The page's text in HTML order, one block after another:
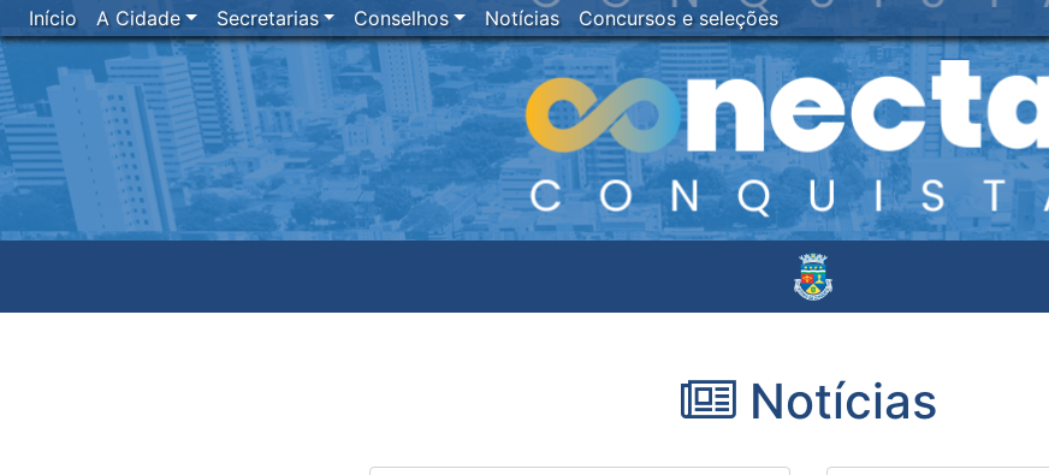
Início A Cidade Secretarias Conselhos Notícias Concursos e seleções
Notícias